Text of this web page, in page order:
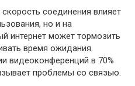
соединения влияет
но и на
интернет может тормозить
время ожидания.
видеоконференций в 70%
проблемы со связью.